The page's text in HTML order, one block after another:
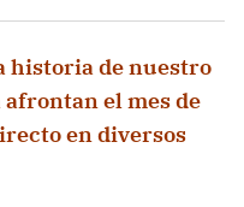
historia de nuestro
el mes de
en diversos